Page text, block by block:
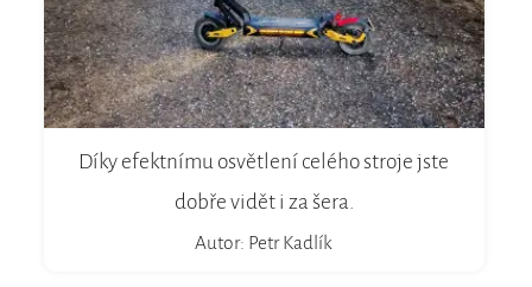
Díky efektnímu osvětlení celého stroje jste
dobře vidět i za šera.
Autor: Petr Kadlík